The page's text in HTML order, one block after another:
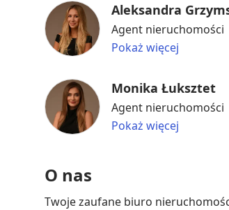
Aleksandra
Agent nieruchomości
Pokaż więcej
Monika Łuksztet
Agent nieruchomości
Pokaż więcej
O nas
Twoje zaufane biuro